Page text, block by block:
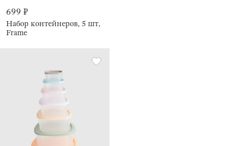
699 ₽
Набор контейнеров, 5 шт,
Frame